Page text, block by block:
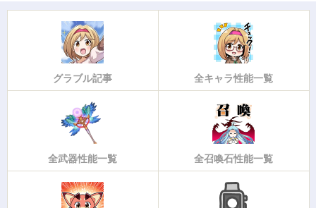
グラブル記事 全キャラ性能一覧
全武器性能一覧 全召喚石性能一覧